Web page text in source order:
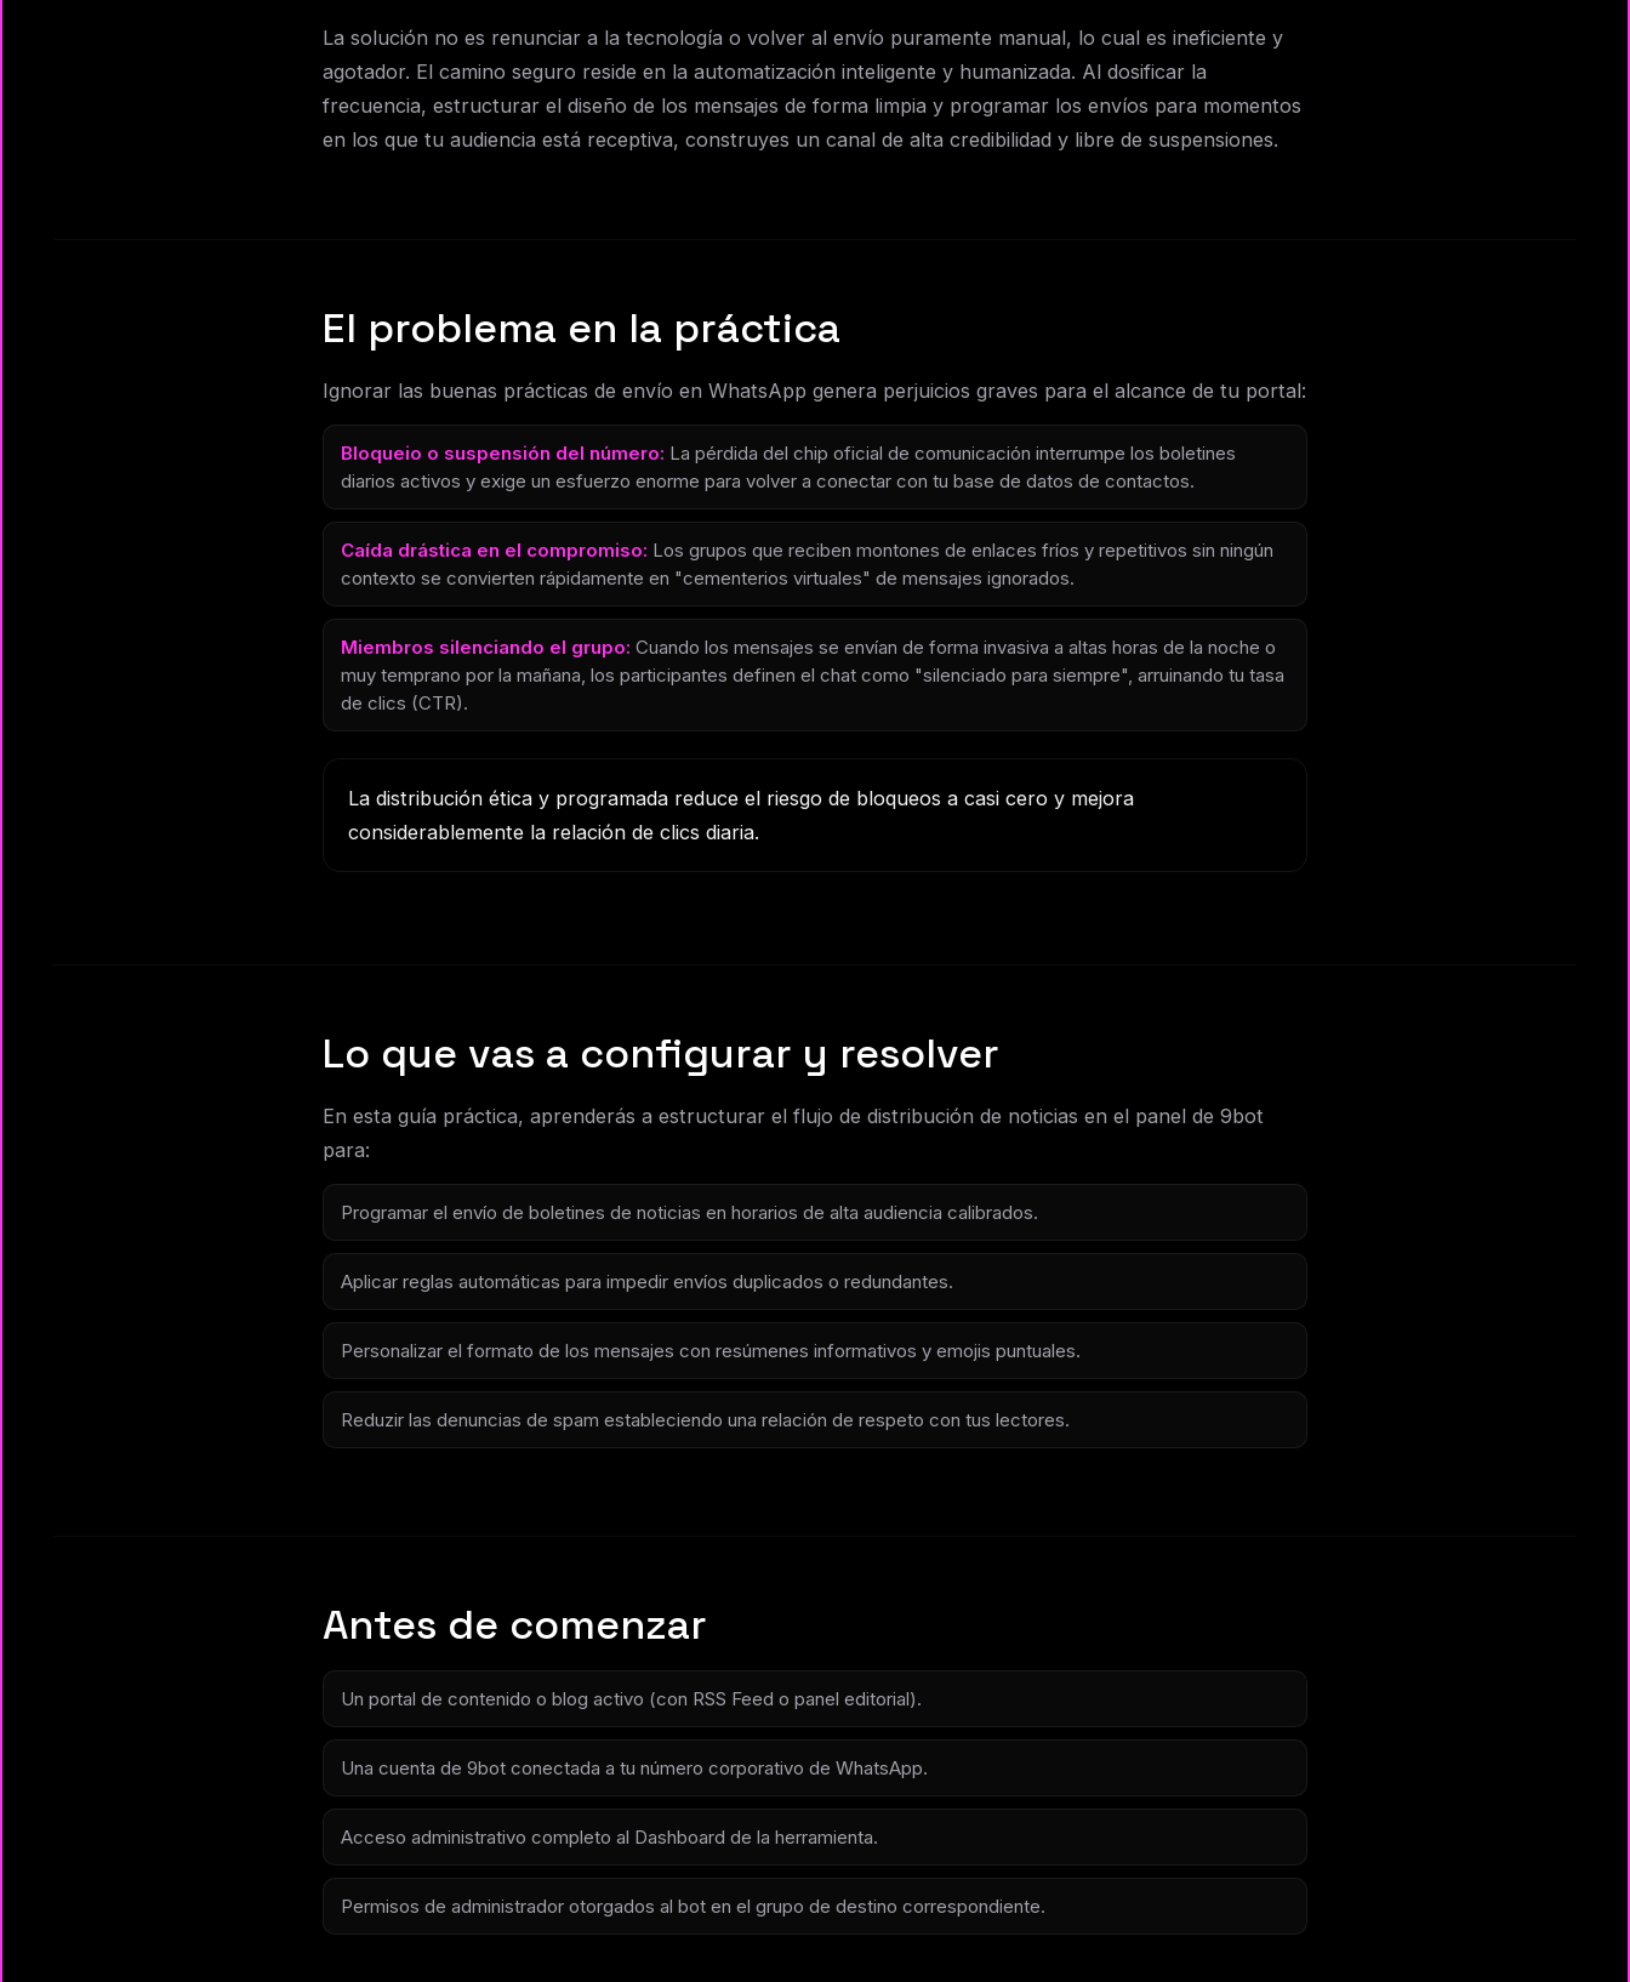
La solución no es renunciar a la tecnología o volver al envío puramente manual, lo cual es ineficiente y
agotador. El camino seguro reside en la automatización inteligente y humanizada. Al dosificar la
frecuencia, estructurar el diseño de los mensajes de forma limpia y programar los envíos para momentos
en los que tu audiencia está receptiva, construyes un canal de alta credibilidad y libre de suspensiones.
El problema en la práctica
Ignorar las buenas prácticas de envío en WhatsApp genera perjuicios graves para el alcance de tu portal:
Bloqueio o suspensión del número: La pérdida del chip oficial de comunicación interrumpe los boletines
diarios activos y exige un esfuerzo enorme para volver a conectar con tu base de datos de contactos.
Caída drástica en el compromiso: Los grupos que reciben montones de enlaces fríos y repetitivos sin ningún
contexto se convierten rápidamente en "cementerios virtuales" de mensajes ignorados.
Miembros silenciando el grupo: Cuando los mensajes se envían de forma invasiva a altas horas de la noche o
muy temprano por la mañana, los participantes definen el chat como "silenciado para siempre", arruinando tu tasa
de clics (CTR).
La distribución ética y programada reduce el riesgo de bloqueos a casi cero y mejora
considerablemente la relación de clics diaria.
Lo que vas a configurar y resolver
En esta guía práctica, aprenderás a estructurar el flujo de distribución de noticias en el panel de 9bot
para:
Programar el envío de boletines de noticias en horarios de alta audiencia calibrados.
Aplicar reglas automáticas para impedir envíos duplicados o redundantes.
Personalizar el formato de los mensajes con resúmenes informativos y emojis puntuales.
Reduzir las denuncias de spam estableciendo una relación de respeto con tus lectores.
Antes de comenzar
Un portal de contenido o blog activo (con RSS Feed o panel editorial).
Una cuenta de 9bot conectada a tu número corporativo de WhatsApp.
Acceso administrativo completo al Dashboard de la herramienta.
Permisos de administrador otorgados al bot en el grupo de destino correspondiente.